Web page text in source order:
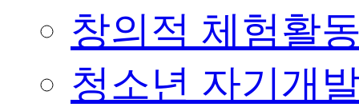
창의적 체험활
청소년 자기개